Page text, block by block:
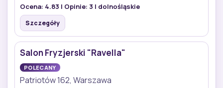
Ocena: 4.83 | Opinie: 3 | dolnośląskie
Szczegóły
Salon Fryzjerski "Ravella"
POLECANY
Patriotów 162, Warszawa